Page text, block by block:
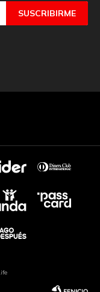
SUSCRIBIRME